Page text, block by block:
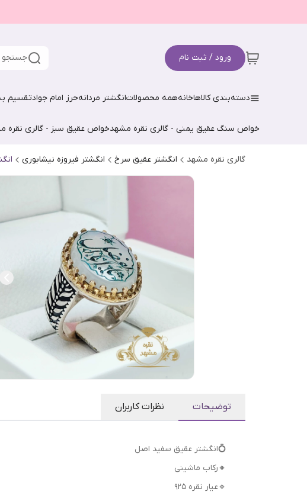
ورود / ثبت نام جستجو
دسته‌بندی کالاهاخانههمه محصولاتانگشتر مردانهحرز امام جوادتقسیم
خواص سنگ عقیق یمنی - گالری نقره مشهدخواص عقیق سبز - گالری نقره
گالری نقره مشهد انگشتر عقیق سرخ انگشتر فیروزه نیشابوری
توضیحات نظرات کاربران
💍انگشتر عقیق سفید اصل
🔸رکاب ماشینی
🔹عیار نقره 925